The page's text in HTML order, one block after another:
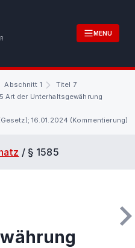
MENU
Abschnitt 1
Titel 7
Art der Unterhaltsgewährung
16.01.2024 (Kommentierung)
/ § 1585